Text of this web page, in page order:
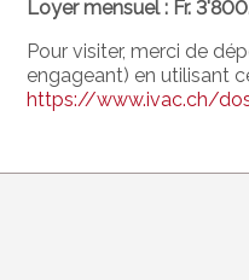
Loyer mensuel : Fr.
Pour visiter, merci de
engageant) en utilisant
https://www.ivac.ch/